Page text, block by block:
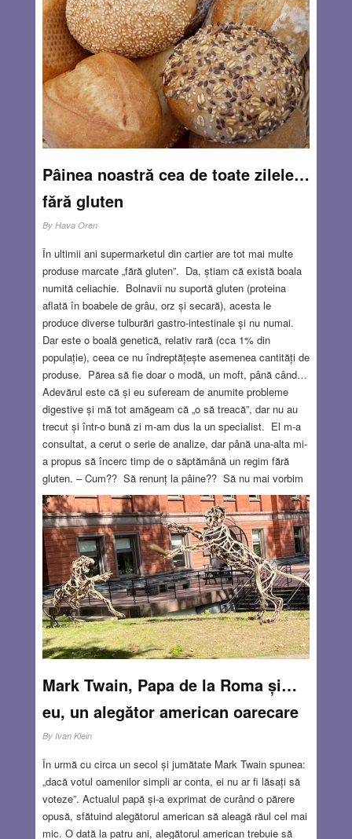
medicală în prima jumătate a secolului trecut. Articolul se
ocupă de eugenism.
Read more…
OCT 17, 2024 7 COMMENTS
Pâinea noastră cea de toate zilele…
fără gluten
By Hava Oren
În ultimii ani supermarketul din cartier are tot mai multe
produse marcate „fără gluten”. Da, știam că există boala
numită celiachie. Bolnavii nu suportă gluten (proteina
aflată în boabele de grâu, orz și secară), acesta le
produce diverse tulburări gastro-intestinale și nu numai.
Dar este o boală genetică, relativ rară (cca 1% din
populație), ceea ce nu îndreptățește asemenea cantități de
produse. Părea să fie doar o modă, un moft, până când…
Adevărul este că și eu sufeream de anumite probleme
digestive și mă tot amăgeam că „o să treacă”, dar nu au
trecut și într-o bună zi m-am dus la un specialist. El m-a
consultat, a cerut o serie de analize, dar până una-alta mi-
a propus să încerc timp de o săptămână un regim fără
gluten. – Cum?? Să renunț la pâine?? Să nu mai vorbim
de prăjituri, paste făinoase… Ce o să mănânc?? –
Rondele de orez, mi-a răspuns specialistul imperturbabil.
Mi-am luat inima-n dinți și am încercat. Analizele au ieșit
perfect, nu am celiachie, și totuși continui să mănânc fără
gluten și mă simt incomparabil mai bine. Între timp,
printre cunoștințele mele am descoperit deja patru
persoane care au trecut prin experiențe asemănătoare și
țin regim fără gluten.
Read more…
OCT 17, 2024 21 COMMENTS
Mark Twain, Papa de la Roma și…
eu, un alegător american oarecare
By Ivan Klein
În urmă cu circa un secol și jumătate Mark Twain spunea:
„dacă votul oamenilor simpli ar conta, ei nu ar fi lăsați să
voteze”. Actualul papă și-a exprimat de curând o părere
opusă, sfătuind alegătorul american să aleagă răul cel mai
mic. O dată la patru ani, alegătorul american trebuie să